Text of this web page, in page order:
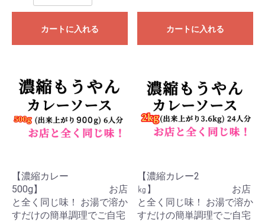
カートに入れる カートに入れる
【濃縮カレー
500g】 お店
と全く同じ味！ お湯で溶か
すだけの簡単調理でご自宅
【濃縮カレー2
㎏】 お店
と全く同じ味！ お湯で溶か
すだけの簡単調理でご自宅